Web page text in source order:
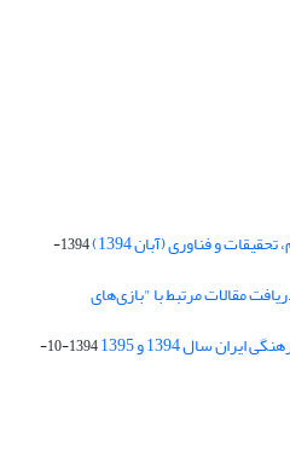
و فناوری (آبان 1394)
1394-
سال 1395 برای دریافت مقالات مرتبط با "بازی‌های
سال 1394 و 1395
1394-10-